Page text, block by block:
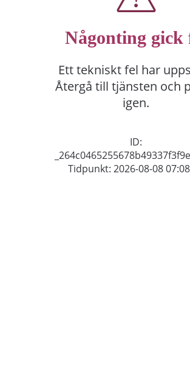
Någonting gick
Ett tekniskt fel har
Återgå till tjänsten och
igen.
ID:
Tidpunkt: 2026-08-08